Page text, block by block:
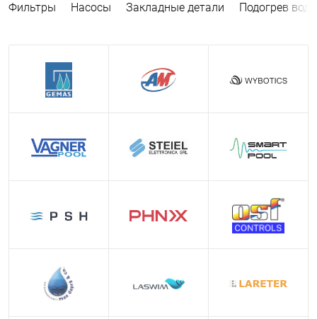
Фильтры Насосы Закладные детали Подогрев